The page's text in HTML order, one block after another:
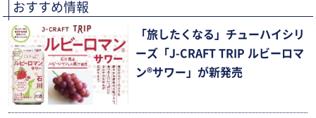
おすすめ情報
「旅したくなる」チューハイシリ
ーズ「J-CRAFT TRIP ルビーロマ
ン®サワー」が新発売